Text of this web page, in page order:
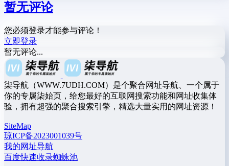
暂无评论
您必须登录才能参与评论！
立即登录
暂无评论...
柒导航（WWW.7UDH.COM）是个聚合网址导航、一个属于
你的专属柒始页，给您最好的互联网搜索功能和网址收集体
验，拥有超强的聚合搜索引擎，精选大量实用的网址资源！
SiteMap
琼ICP备2023001039号
我的网址导航
百度快速收录蜘蛛池